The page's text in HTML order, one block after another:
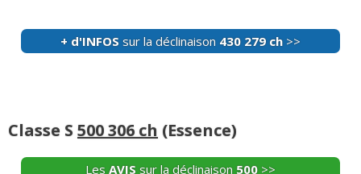
+ d'INFOS sur la déclinaison 430 279 ch >>
Classe S 500 306 ch (Essence)
Les AVIS sur la déclinaison 500 >>